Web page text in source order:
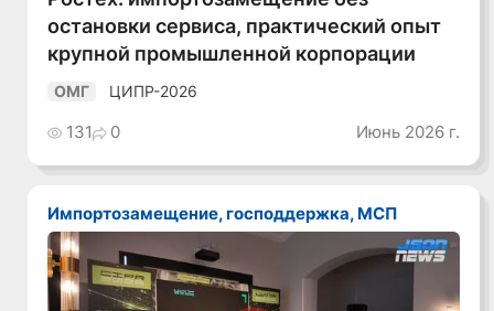
остановки сервиса, практический опыт
крупной промышленной корпорации
ОМГ ЦИПР-2026
131 0 Июнь 2026 г.
Импортозамещение, господдержка, МСП